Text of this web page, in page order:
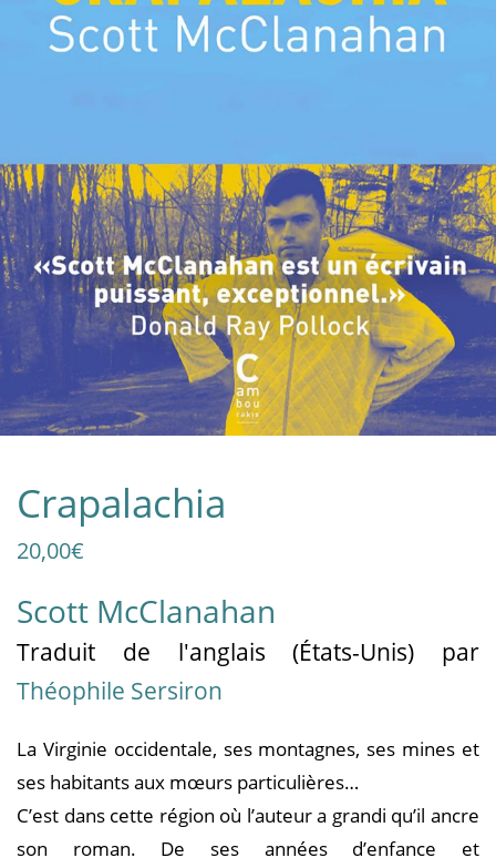
Crapalachia
20,00€
Scott McClanahan
Traduit de l'anglais (États-Unis) par
Théophile Sersiron
La Virginie occidentale, ses montagnes, ses mines et
ses habitants aux mœurs particulières…
C’est dans cette région où l’auteur a grandi qu’il ancre
son roman. De ses années d’enfance et